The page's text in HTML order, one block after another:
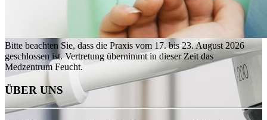
Bitte beachten Sie, dass die Praxis vom 17. bis 23. August 2026
geschlossen ist. Vertretung übernimmt in dieser Zeit das
Medzentrum Feucht.
ÜBER UNS